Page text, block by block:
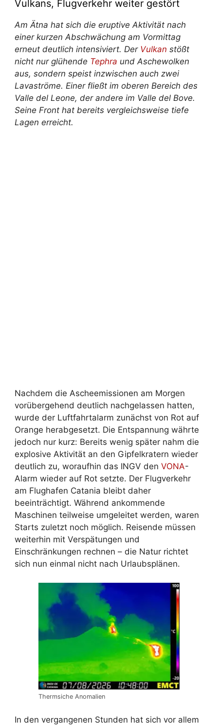
Vulkans, Flugverkehr weiter gestört
Am Ätna hat sich die eruptive Aktivität nach
einer kurzen Abschwächung am Vormittag
erneut deutlich intensiviert. Der Vulkan stößt
nicht nur glühende Tephra und Aschewolken
aus, sondern speist inzwischen auch zwei
Lavaströme. Einer fließt im oberen Bereich des
Valle del Leone, der andere im Valle del Bove.
Seine Front hat bereits vergleichsweise tiefe
Lagen erreicht.
Nachdem die Ascheemissionen am Morgen
vorübergehend deutlich nachgelassen hatten,
wurde der Luftfahrtalarm zunächst von Rot auf
Orange herabgesetzt. Die Entspannung währte
jedoch nur kurz: Bereits wenig später nahm die
explosive Aktivität an den Gipfelkratern wieder
deutlich zu, woraufhin das INGV den VONA-
Alarm wieder auf Rot setzte. Der Flugverkehr
am Flughafen Catania bleibt daher
beeinträchtigt. Während ankommende
Maschinen teilweise umgeleitet werden, waren
Starts zuletzt noch möglich. Reisende müssen
weiterhin mit Verspätungen und
Einschränkungen rechnen – die Natur richtet
sich nun einmal nicht nach Urlaubsplänen.
Thermsiche Anomalien
In den vergangenen Stunden hat sich vor allem